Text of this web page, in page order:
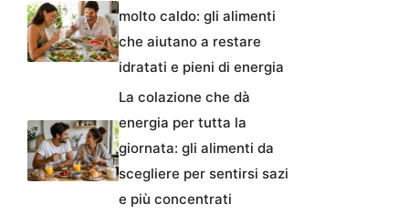
molto caldo: gli alimenti
che aiutano a restare
idratati e pieni di energia
La colazione che dà
energia per tutta la
giornata: gli alimenti da
scegliere per sentirsi sazi
e più concentrati